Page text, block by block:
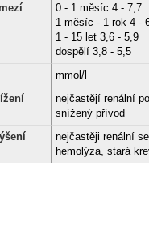
0 - 1 měsíc 4 - 7,7
1 měsíc - 1 rok 4 -
1 - 15 let 3,6 - 5,9
dospělí 3,8 - 5,5
mmol/l
nejčastějí renální
snížený přívod
nejčastěji renální
hemolýza, stará